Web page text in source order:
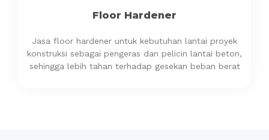
Floor Hardener
Jasa floor hardener untuk kebutuhan lantai proyek
konstruksi sebagai pengeras dan pelicin lantai beton,
sehingga lebih tahan terhadap gesekan beban berat